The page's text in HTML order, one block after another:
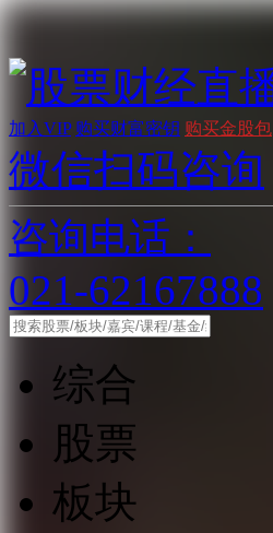
加入VIP 购买财富密钥 购买金股包
微信扫码咨询
咨询电话：
021-62167888
综合
股票
板块